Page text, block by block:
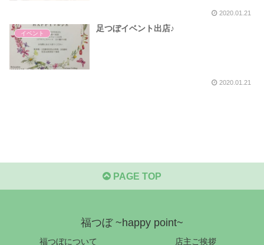
2020.01.21
イベント
足つぼイベント出店♪
2020.01.21
PAGE TOP
福つぼ ~happy point~
福つぼについて 店主ご挨拶